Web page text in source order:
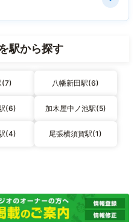
駅から探す
(7) 八幡新田駅(6)
(6) 加木屋中ノ池駅(5)
(4) 尾張横須賀駅(1)